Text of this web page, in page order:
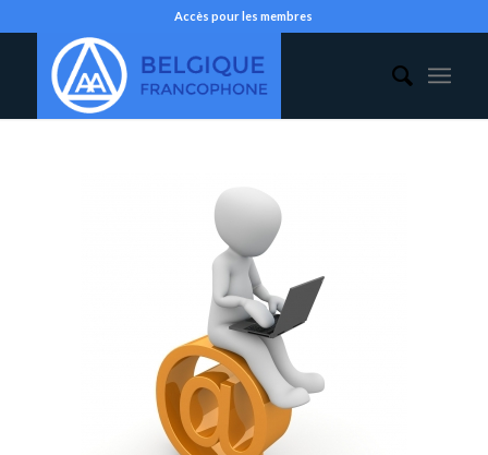
Accès pour les membres